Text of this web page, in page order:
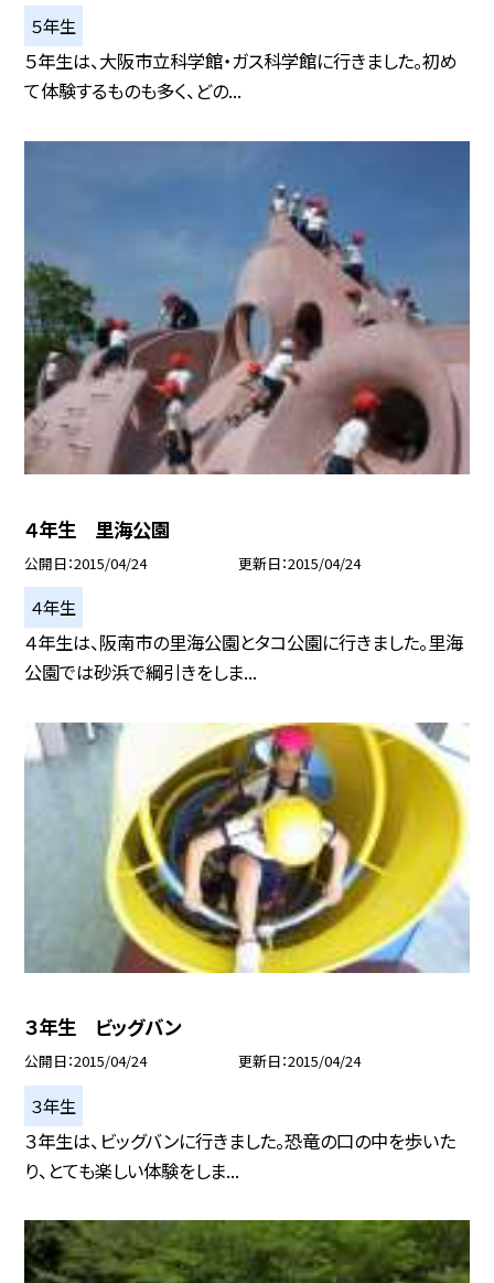
５年生
５年生は、大阪市立科学館・ガス科学館に行きました。初め
て体験するものも多く、どの...
４年生 里海公園
公開日 2015/04/24 更新日 2015/04/24
４年生
４年生は、阪南市の里海公園とタコ公園に行きました。里海
公園では砂浜で綱引きをしま...
３年生 ビッグバン
公開日 2015/04/24 更新日 2015/04/24
３年生
３年生は、ビッグバンに行きました。恐竜の口の中を歩いた
り、とても楽しい体験をしま...